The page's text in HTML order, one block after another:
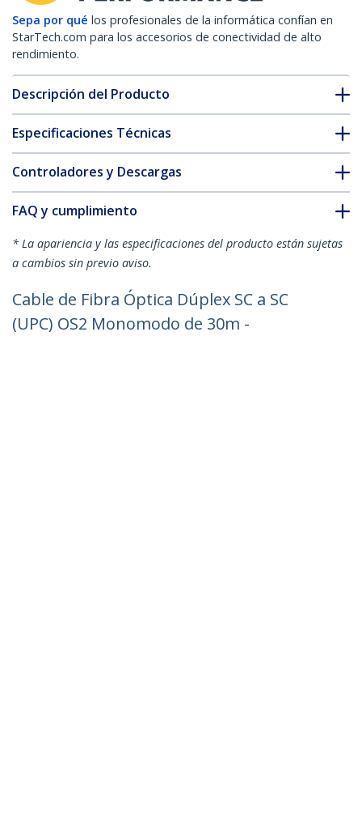
Sepa por qué los profesionales de la informática confían en
StarTech.com para los accesorios de conectividad de alto
rendimiento.
Descripción del Producto
Especificaciones Técnicas
Controladores y Descargas
FAQ y cumplimiento
* La apariencia y las especificaciones del producto están sujetas
a cambios sin previo aviso.
Cable de Fibra Óptica Dúplex SC a SC
(UPC) OS2 Monomodo de 30m -